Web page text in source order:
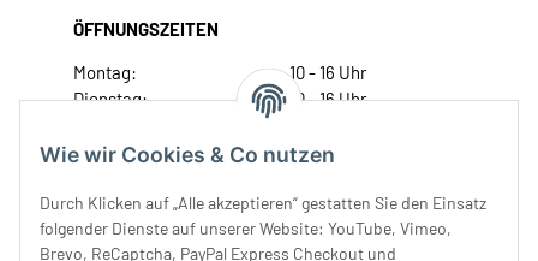
Wie wir Cookies & Co nutzen
Durch Klicken auf „Alle akzeptieren“ gestatten Sie den Einsatz
folgender Dienste auf unserer Website: YouTube, Vimeo,
Brevo, ReCaptcha, PayPal Express Checkout und
ÖFFNUNGSZEITEN
Montag:
10 - 16 Uhr
Dienstag:
10 - 16 Uhr
Donnerstag:
10 - 18 Uhr
Samstag:
10 - 14 Uhr
Unser Service